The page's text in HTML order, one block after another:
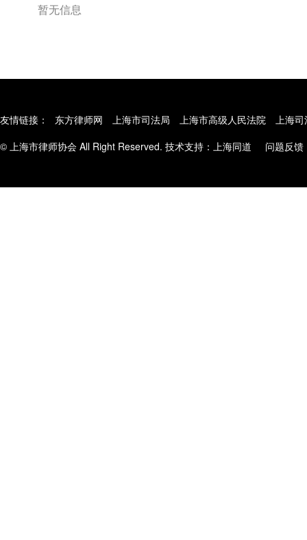
暂无信息
友情链接： 东方律师网 上海市司法局 上海市高级人民法院
上海
© 上海市律师协会 All Right Reserved. 技术支持： 上海同道 问题反馈